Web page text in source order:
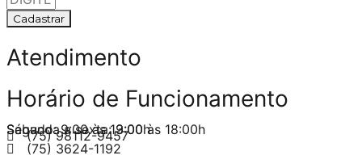
Cadastrar
Atendimento
Horário de Funcionamento
Segunda a sexta: 9:00 às 18:00h
Sábado: 9:00 às 13:00h
(75) 98112-9457
(75) 3624-1192